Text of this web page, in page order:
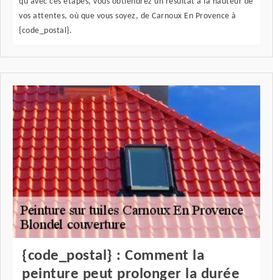
vos attentes, où que vous soyez, de Carnoux En Provence à
{code_postal}.
{code_postal} : Comment la
peinture peut prolonger la durée